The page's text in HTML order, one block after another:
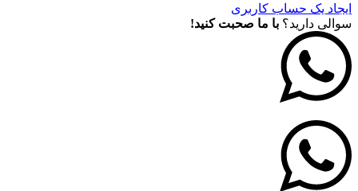
ایجاد یک حساب کاربری
سوالی دارید؟ با ما صحبت کنید!